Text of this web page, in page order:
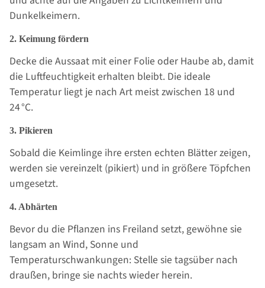
Dunkelkeimern.
2. Keimung fördern
Decke die Aussaat mit einer Folie oder Haube ab, damit
die Luftfeuchtigkeit erhalten bleibt. Die ideale
Temperatur liegt je nach Art meist zwischen 18 und
24 °C.
3. Pikieren
Sobald die Keimlinge ihre ersten echten Blätter zeigen,
werden sie vereinzelt (pikiert) und in größere Töpfchen
umgesetzt.
4. Abhärten
Bevor du die Pflanzen ins Freiland setzt, gewöhne sie
langsam an Wind, Sonne und
Temperaturschwankungen: Stelle sie tagsüber nach
draußen, bringe sie nachts wieder herein.